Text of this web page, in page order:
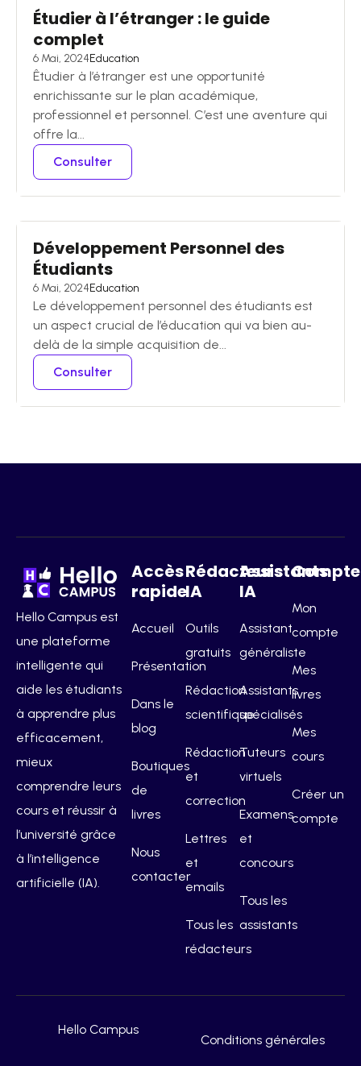
Étudier à l’étranger : le guide
complet
6 Mai, 2024Education
Êtudier à l’étranger est une opportunité
enrichissante sur le plan académique,
professionnel et personnel. C’est une aventure qui
offre la...
Consulter
Développement Personnel des
Étudiants
6 Mai, 2024Education
Le développement personnel des étudiants est
un aspect crucial de l’éducation qui va bien au-
delà de la simple acquisition de...
Consulter
Hello Campus est
une plateforme
intelligente qui
aide les étudiants
à apprendre plus
efficacement,
mieux
comprendre leurs
cours et réussir à
l’université grâce
à l’intelligence
artificielle (IA).
Accès
rapide
Accueil
Présentation
Dans le
blog
Boutiques
de
livres
Nous
contacter
Rédacteurs
IA
Outils
gratuits
Rédaction
scientifique
Rédaction
et
correction
Lettres
et
emails
Tous les
rédacteurs
Assistants
IA
Assistant
généraliste
Assistants
spécialisés
Tuteurs
virtuels
Examens
et
concours
Tous les
assistants
Compte
Mon
compte
Mes
livres
Mes
cours
Créer un
compte
Hello Campus
Conditions générales